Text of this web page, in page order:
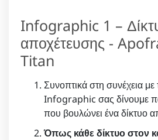
Infographic 1 –
αποχέτευσης -
Titan
Συνοπτικά στη συνέχεια
Infographic σας δίνουμε
που βουλώνει ένα δίκτυο
Όπως κάθε δίκτυο στον